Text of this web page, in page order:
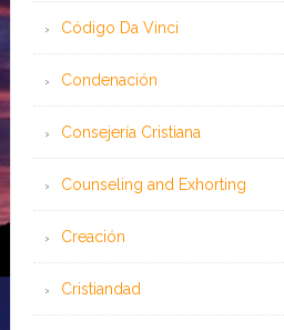
Código Da Vinci
Condenación
Consejería Cristiana
Counseling and Exhorting
Creación
Cristiandad